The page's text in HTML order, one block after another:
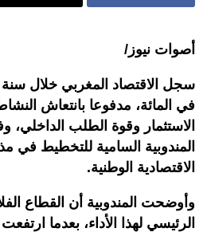
أصوات نيوز/
في المائة، مدفوعا بانتعاش
الاستثمار وقوة الطلب الداخلي،
المندوبية السامية للتخطيط في
الاقتصادية الوطنية.
وأوضحت المندوبية أن القطاع
الرئيسي لهذا الأداء، بعدما